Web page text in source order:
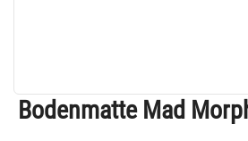
Bodenmatte Mad